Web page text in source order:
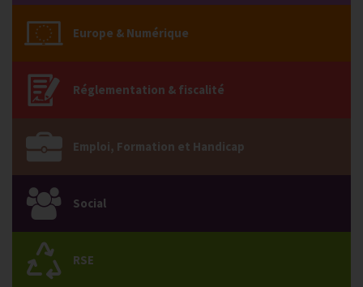
Europe & Numérique
Réglementation & fiscalité
Emploi, Formation et Handicap
Social
RSE